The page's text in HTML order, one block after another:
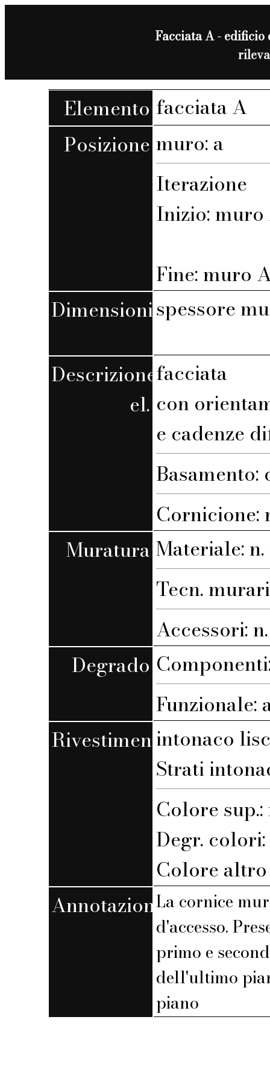
Facciata A -
Elemento facciata A
Posizione muro: a
Iterazione
Inizio: muro
Fine: muro
Dimensionispessore
Descrizione
el.
facciata
con
e cadenze
Cornicione:
Muratura Materiale: n.
Tecn.
Accessori:
Degrado
Funzionale:
Rivestimentointonaco
Strati
Colore
Degr.
Colore altro
AnnotazioniLa cornice
d'accesso.
primo e
dell'ultimo
piano